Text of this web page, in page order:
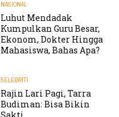
NASIONAL
Luhut Mendadak
Kumpulkan Guru Besar,
Ekonom, Dokter Hingga
Mahasiswa, Bahas Apa?
SELEBRITI
Rajin Lari Pagi, Tarra
Budiman: Bisa Bikin